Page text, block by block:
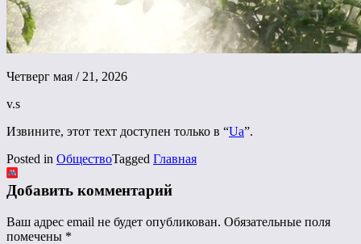
Четверг мая / 21, 2026
v.s
Извините, этот техт доступен только в “Ua”.
Posted in ОбществоTagged Главная
Добавить комментарий
Ваш адрес email не будет опубликован. Обязательные поля
помечены *